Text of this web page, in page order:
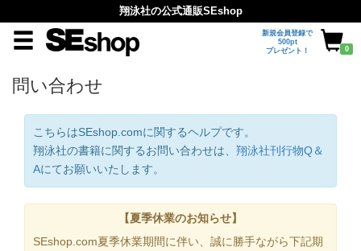
翔泳社の公式通販SEshop
新規会員登録で
500pt
プレゼント！
0
問い合わせ
こちらはSEshop.comに関するヘルプです。
翔泳社の書籍に関するお問い合わせは、 翔泳社刊行物Q＆
Aにてお願いいたします。
【夏季休業のお知らせ】
SEshop.com夏季休業期間に伴い、誠に勝手ながら下記期